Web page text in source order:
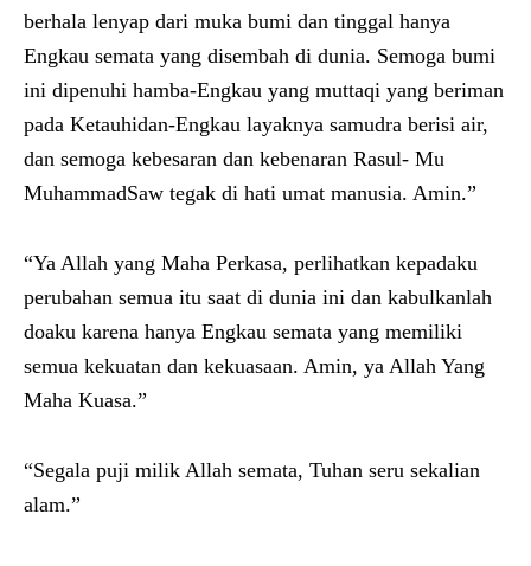
berhala lenyap dari muka bumi dan tinggal hanya
Engkau semata yang disembah di dunia. Semoga bumi
ini dipenuhi hamba-Engkau yang muttaqi yang beriman
pada Ketauhidan-Engkau layaknya samudra berisi air,
dan semoga kebesaran dan kebenaran Rasul- Mu
MuhammadSaw tegak di hati umat manusia. Amin.”
“Ya Allah yang Maha Perkasa, perlihatkan kepadaku
perubahan semua itu saat di dunia ini dan kabulkanlah
doaku karena hanya Engkau semata yang memiliki
semua kekuatan dan kekuasaan. Amin, ya Allah Yang
Maha Kuasa.”
“Segala puji milik Allah semata, Tuhan seru sekalian
alam.”